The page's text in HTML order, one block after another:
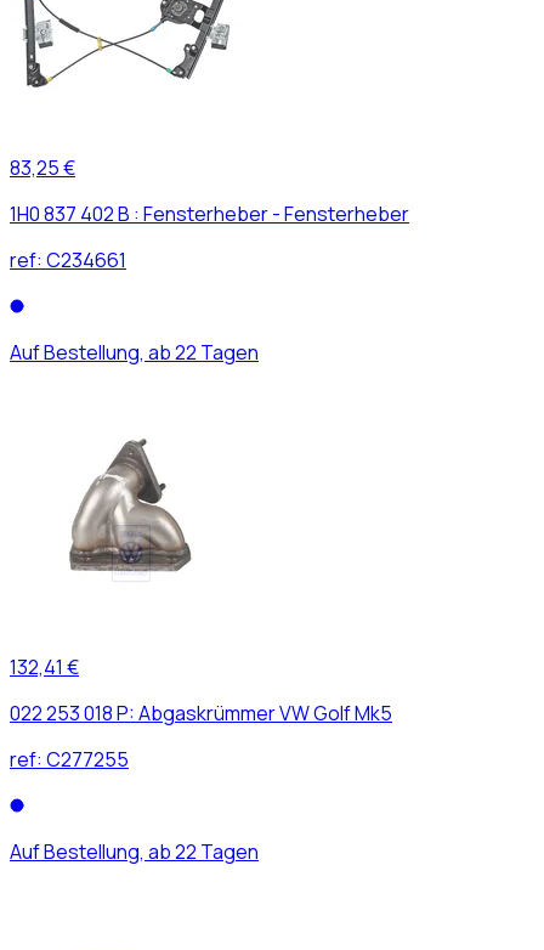
83,25 €
1H0 837 402 B : Fensterheber - Fensterheber
ref: C234661
Auf Bestellung, ab 22 Tagen
132,41 €
022 253 018 P: Abgaskrümmer VW Golf Mk5
ref: C277255
Auf Bestellung, ab 22 Tagen